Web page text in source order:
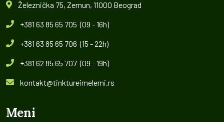
Železnička 75, Zemun, 11000 Beograd
+381 63 85 65 705 (09 - 16h)
+381 63 85 65 706 (15 - 22h)
+381 62 85 65 707 (09 - 19h)
kontakt@tinktureimelemi.rs
Meni